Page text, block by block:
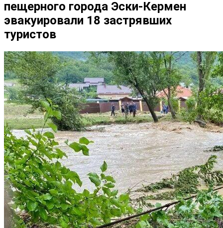
пещерного города Эски-Кермен
эвакуировали 18 застрявших
туристов